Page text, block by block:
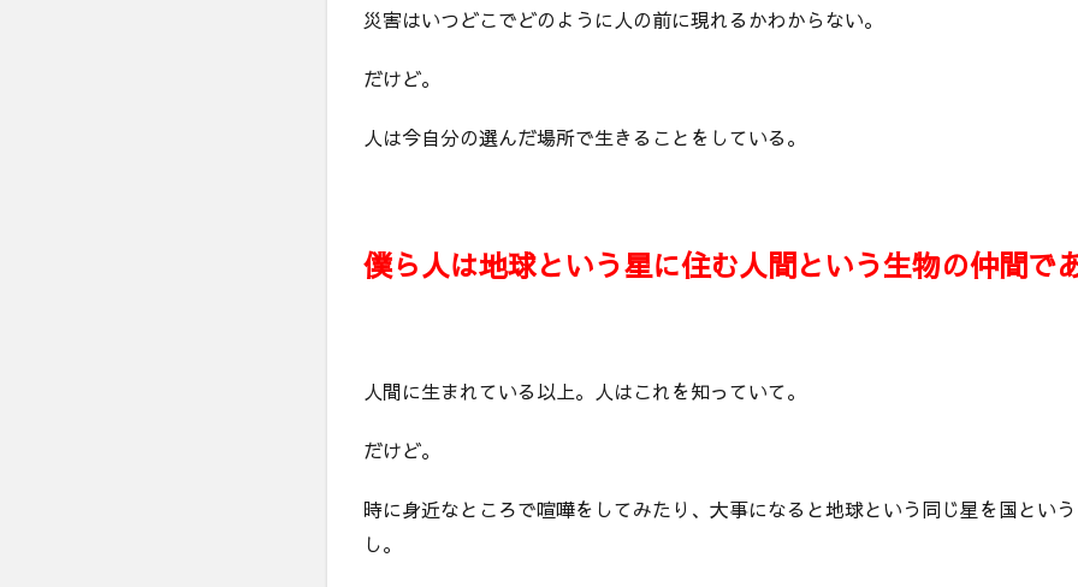
災害はいつどこでどのように人の前に現れるかわからない。
だけど。
人は今自分の選んだ場所で生きることをしている。
僕ら人は地球という星に住む人間という生物の仲間で
人間に生まれている以上。人はこれを知っていて。
だけど。
時に身近なところで喧嘩をしてみたり、大事になると地球という同じ星を国とい
し。